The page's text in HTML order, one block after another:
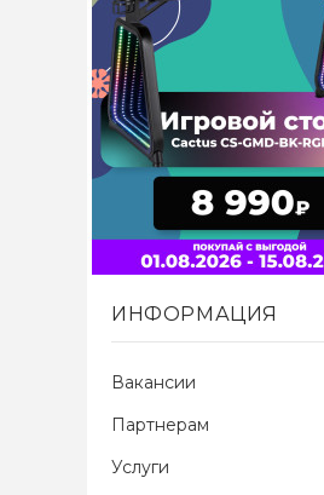
ИНФОРМАЦИЯ
Вакансии
Партнерам
Услуги